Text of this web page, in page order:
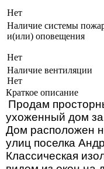
Нет
Наличие системы
и(или) оповещения
Нет
Наличие вентиляции
Нет
Краткое описание
Продам
ухоженный дом
Дом расположен
улиц поселка
Классическая